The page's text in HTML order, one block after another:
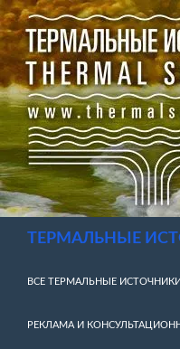
Перейти
к
содержимому
ТЕРМАЛЬНЫЕ
ВСЕ ТЕРМАЛЬНЫЕ
РЕКЛАМА И